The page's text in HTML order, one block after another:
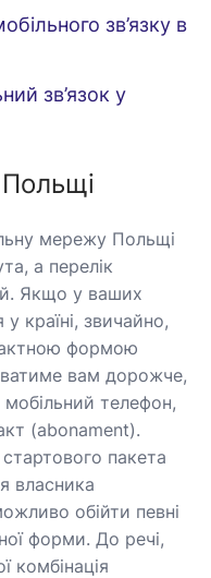
зв’язку в
зв’язок у
мережу Польщі
а перелік
Якщо у ваших
країні, звичайно,
формою
вам дорожче,
телефон,
(abonament).
пакета
власника
обійти певні
форми. До речі,
комбінація